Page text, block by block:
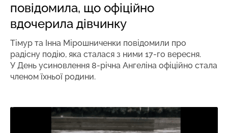
повідомила, що офіційно
вдочерила дівчинку
Тімур та Інна Мірошниченки повідомили про
радісну подію, яка сталася з ними 17-го вересня.
У День усиновлення 8-річна Ангеліна офіційно стала
членом їхньої родини.